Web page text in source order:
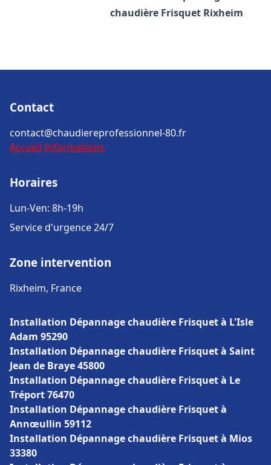
chaudière Frisquet Rixheim
Contact
contact@chaudiereprofessionnel-80.fr
Accueil Informations
Horaires
Lun-Ven: 8h-19h
Service d'urgence 24/7
Zone intervention
Rixheim, France
Installation Dépannage chaudière Frisquet à L'Isle
Adam 95290
Installation Dépannage chaudière Frisquet à Saint
Jean de Braye 45800
Installation Dépannage chaudière Frisquet à Le
Tréport 76470
Installation Dépannage chaudière Frisquet à
Annœullin 59112
Installation Dépannage chaudière Frisquet à Mios
33380